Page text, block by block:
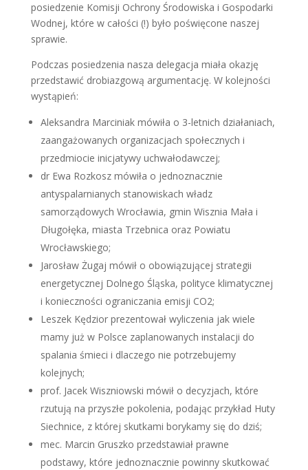
posiedzenie Komisji Ochrony Środowiska i Gospodarki
Wodnej, które w całości (!) było poświęcone naszej
sprawie.
Podczas posiedzenia nasza delegacja miała okazję
przedstawić drobiazgową argumentację. W kolejności
wystąpień:
Aleksandra Marciniak mówiła o 3-letnich działaniach,
zaangażowanych organizacjach społecznych i
przedmiocie inicjatywy uchwałodawczej;
dr Ewa Rozkosz mówiła o jednoznacznie
antyspalarnianych stanowiskach władz
samorządowych Wrocławia, gmin Wisznia Mała i
Długołęka, miasta Trzebnica oraz Powiatu
Wrocławskiego;
Jarosław Żugaj mówił o obowiązującej strategii
energetycznej Dolnego Śląska, polityce klimatycznej
i konieczności ograniczania emisji CO2;
Leszek Kędzior prezentował wyliczenia jak wiele
mamy już w Polsce zaplanowanych instalacji do
spalania śmieci i dlaczego nie potrzebujemy
kolejnych;
prof. Jacek Wiszniowski mówił o decyzjach, które
rzutują na przyszłe pokolenia, podając przykład Huty
Siechnice, z której skutkami borykamy się do dziś;
mec. Marcin Gruszko przedstawiał prawne
podstawy, które jednoznacznie powinny skutkować